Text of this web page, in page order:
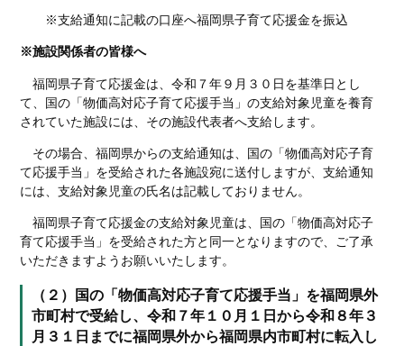
※支給通知に記載の口座へ福岡県子育て応援金を振込
※施設関係者の皆様へ
福岡県子育て応援金は、令和７年９月３０日を基準日とし
て、国の「物価高対応子育て応援手当」の支給対象児童を養育
されていた施設には、その施設代表者へ支給します。
その場合、福岡県からの支給通知は、国の「物価高対応子育
て応援手当」を受給された各施設宛に送付しますが、支給通知
には、支給対象児童の氏名は記載しておりません。
福岡県子育て応援金の支給対象児童は、国の「物価高対応子
育て応援手当」を受給された方と同一となりますので、ご了承
いただきますようお願いいたします。
（２）国の「物価高対応子育て応援手当」を福岡県外
市町村で受給し、令和７年１０月１日から令和８年３
月３１日までに福岡県外から福岡県内市町村に転入し